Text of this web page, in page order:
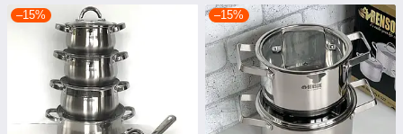
–15% –15%